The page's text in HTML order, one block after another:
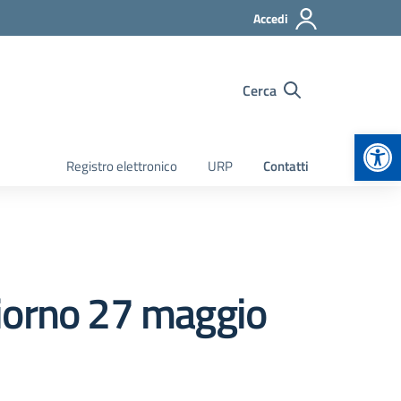
Accedi
Cerca
Registro elettronico URP Contatti
27 maggio